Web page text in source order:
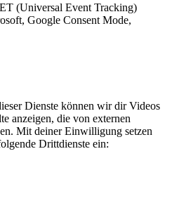
(Universal Event Tracking)
Google Consent Mode,
Dienste können wir dir Videos
anzeigen, die von externen
Mit deiner Einwilligung setzen
Drittdienste ein: